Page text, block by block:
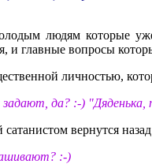
людям которые уже
и главные вопросы
личностью,
да? :-)
вернутся
:-)